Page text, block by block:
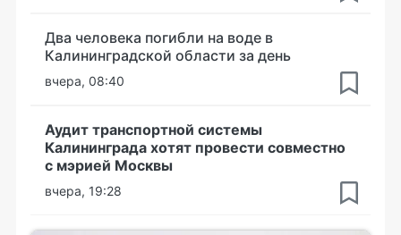
Два человека погибли на воде в
Калининградской области за день
вчера, 08:40
Аудит транспортной системы
Калининграда хотят провести совместно
с мэрией Москвы
вчера, 19:28